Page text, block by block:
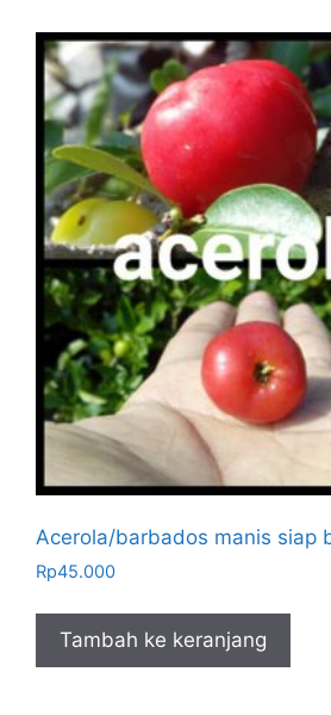
Acerola/barbados manis siap
Rp45.000
Tambah ke keranjang